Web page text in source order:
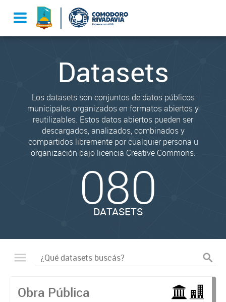
Datasets
Los datasets son conjuntos de datos públicos
municipales organizados en formatos abiertos y
reutilizables. Estos datos abiertos pueden ser
descargados, analizados, combinados y
compartidos libremente por cualquier persona u
organización bajo licencia Creative Commons.
080
DATASETS
Obra Pública